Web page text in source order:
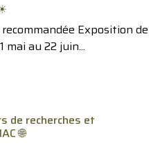
Exposition de
mai au 22 juin...
de recherches et
🌐